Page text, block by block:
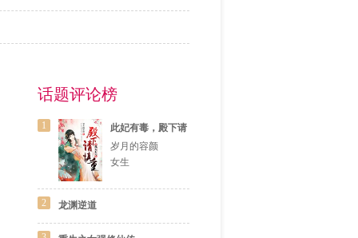
话题评论榜
1
此妃有毒，殿下请
慎重
岁月的容颜
女生
2 龙渊逆道